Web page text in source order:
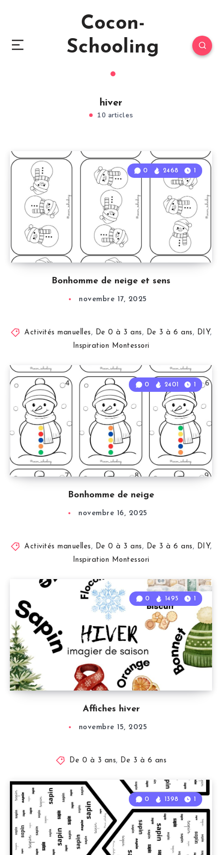
Cocon-
Schooling
hiver
10 articles
Bonhomme de neige et sens
0 2468 1
novembre 17, 2025
Activités manuelles, De 0 à 3 ans, De 3 à 6 ans, DIY,
Inspiration Montessori
Bonhomme de neige
0 2401 1
novembre 16, 2025
Activités manuelles, De 0 à 3 ans, De 3 à 6 ans, DIY,
Inspiration Montessori
Affiches hiver
0 1495 1
novembre 15, 2025
De 0 à 3 ans, De 3 à 6 ans
0 1398 1